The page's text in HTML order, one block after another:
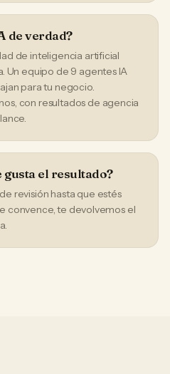
de verdad?
de inteligencia artificial
Un equipo de 9 agentes IA
para tu negocio.
con resultados de agencia
gusta el resultado?
revisión hasta que estés
convence, te devolvemos el